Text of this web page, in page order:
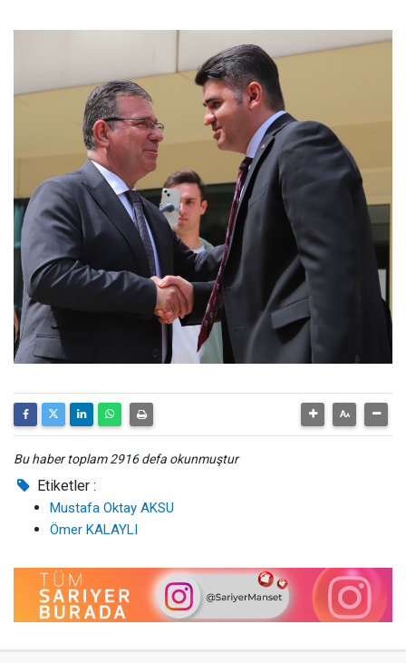
Bu haber toplam 2916 defa okunmuştur
Etiketler :
Mustafa Oktay AKSU
Ömer KALAYLI